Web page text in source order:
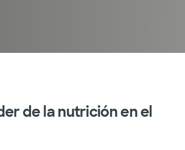
de la nutrición en el